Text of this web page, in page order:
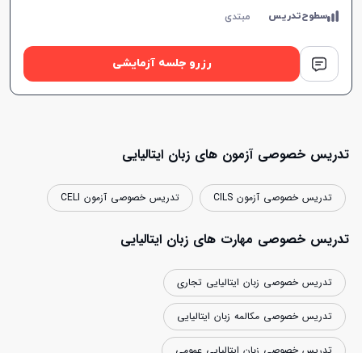
سطوح‌تدریس
مبتدی
رزرو جلسه آزمایشی
تدریس خصوصی آزمون های زبان ایتالیایی
تدریس خصوصی آزمون CILS تدریس خصوصی آزمون CELI
تدریس خصوصی مهارت های زبان ایتالیایی
تدریس خصوصی زبان ایتالیایی تجاری
تدریس خصوصی مکالمه زبان ایتالیایی